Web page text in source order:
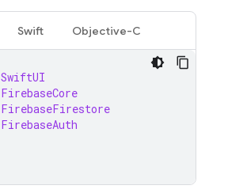
Swift Objective-C
SwiftUI
FirebaseCore
FirebaseFirestore
FirebaseAuth